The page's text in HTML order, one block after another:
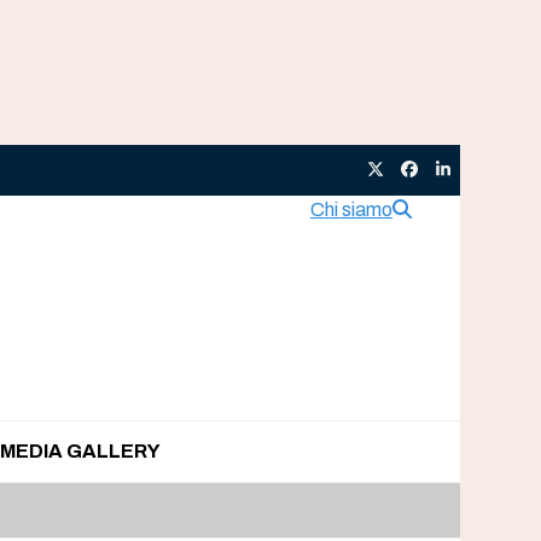
TwitterFacebook
LinkedIn
Chi siamo
MEDIA GALLERY